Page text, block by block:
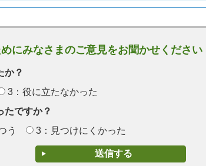
にみなさまのご意見をお聞かせください
か？
3：役に立たなかった
たですか？
う 3：見つけにくかった